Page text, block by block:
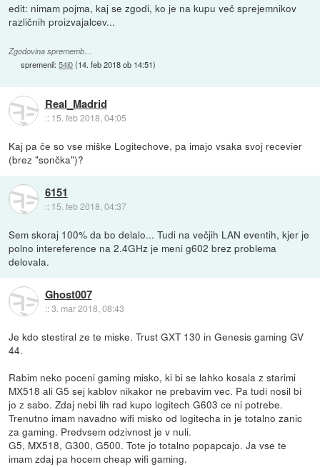
edit: nimam pojma, kaj se zgodi, ko je na kupu več sprejemnikov
različnih proizvajalcev...
Zgodovina sprememb…
spremenil:54j0(14. feb 2018 ob 14:51)
Real_Madrid
:: 15. feb 2018, 04:05
Kaj pa če so vse miške Logitechove, pa imajo vsaka svoj recevier
(brez "sončka")?
6151
:: 15. feb 2018, 04:37
Sem skoraj 100% da bo delalo... Tudi na večjih LAN eventih, kjer je
polno intereference na 2.4GHz je meni g602 brez problema
delovala.
Ghost007
::3. mar 2018, 08:43
Je kdo stestiral ze te miske. Trust GXT 130 in Genesis gaming GV
44.
Rabim neko poceni gaming misko, ki bi se lahko kosala z starimi
MX518 ali G5 sej kablov nikakor ne prebavim vec. Pa tudi nosil bi
jo z sabo. Zdaj nebi lih rad kupo logitech G603 ce ni potrebe.
Trenutno imam navadno wifi misko od logitecha in je totalno zanic
za gaming. Predvsem odzivnost je v nuli.
G5, MX518, G300, G500. Tote jo totalno popapcajo. Ja vse te
imam zdaj pa hocem cheap wifi gaming.